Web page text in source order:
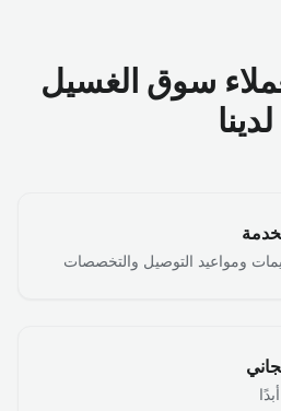
سوق الغسيل
لدينا
ومواعيد التوصيل والتخصصات